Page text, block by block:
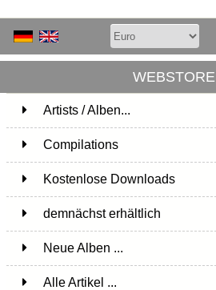
WEBSTORE
Artists / Alben...
Compilations
Kostenlose Downloads
demnächst erhältlich
Neue Alben ...
Alle Artikel ...